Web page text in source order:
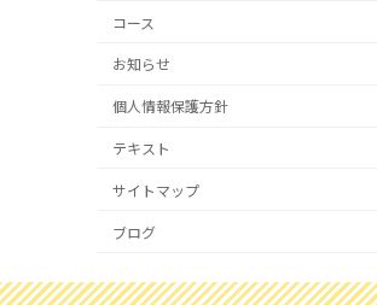
コース
お知らせ
個人情報保護方針
テキスト
サイトマップ
ブログ